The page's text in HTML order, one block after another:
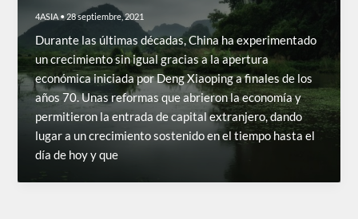
4ASIA •28 septiembre, 2021
Durante las últimas décadas, China ha experimentado
un crecimiento sin igual gracias a la apertura
económica iniciada por Deng Xiaoping a finales de los
años 70. Unas reformas que abrieron la economía y
permitieron la entrada de capital extranjero, dando
lugar a un crecimiento sostenido en el tiempo hasta el
día de hoy y que